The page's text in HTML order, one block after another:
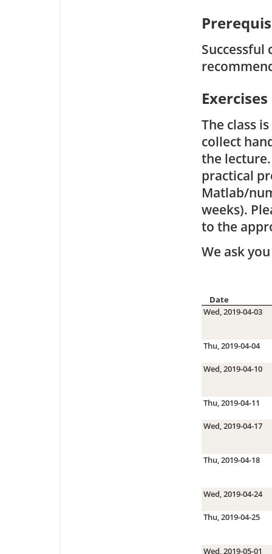
Successful
Exercises
The class
collect
the
practical
Matlab/
weeks).
to the
We ask
Date
Wed, 2019-04-03
Thu, 2019-04-04
Wed, 2019-04-10
Thu, 2019-04-11
Wed, 2019-04-17
Thu, 2019-04-18
Wed, 2019-04-24
Thu, 2019-04-25
Wed, 2019-05-01